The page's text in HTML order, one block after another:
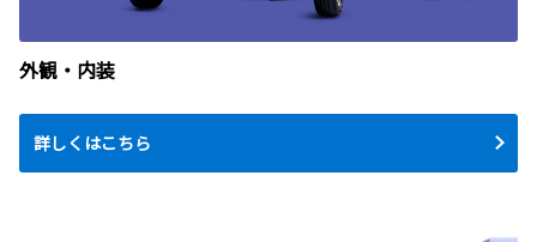
外観・内装
詳しくはこちら